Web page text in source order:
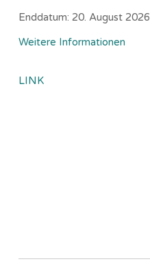
Enddatum: 20. August 2026
Weitere Informationen
LINK